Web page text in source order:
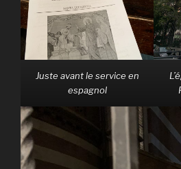
Juste avant le service en
espagnol